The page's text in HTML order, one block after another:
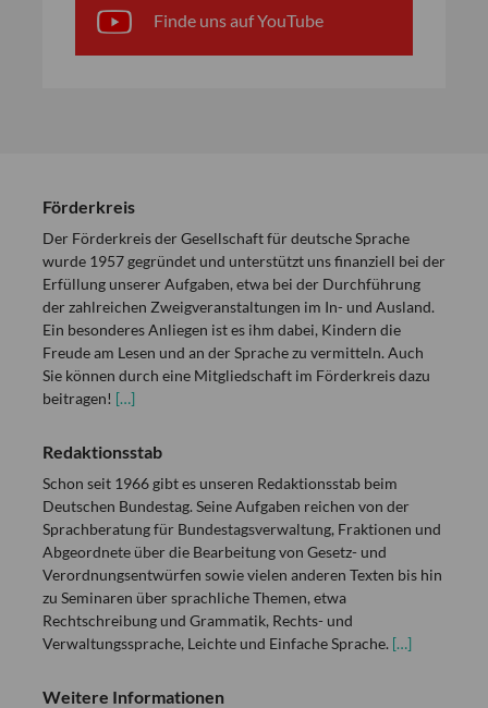
Finde uns auf YouTube
Förderkreis
Der Förderkreis der Gesellschaft für deutsche Sprache
wurde 1957 gegründet und unterstützt uns finanziell bei der
Erfüllung unserer Aufgaben, etwa bei der Durchführung
der zahlreichen Zweigveranstaltungen im In- und Ausland.
Ein besonderes Anliegen ist es ihm dabei, Kindern die
Freude am Lesen und an der Sprache zu vermitteln. Auch
Sie können durch eine Mitgliedschaft im Förderkreis dazu
beitragen! […]
Redaktionsstab
Schon seit 1966 gibt es unseren Redaktionsstab beim
Deutschen Bundestag. Seine Aufgaben reichen von der
Sprachberatung für Bundestagsverwaltung, Fraktionen und
Abgeordnete über die Bearbeitung von Gesetz- und
Verordnungsentwürfen sowie vielen anderen Texten bis hin
zu Seminaren über sprachliche Themen, etwa
Rechtschreibung und Grammatik, Rechts- und
Verwaltungssprache, Leichte und Einfache Sprache. […]
Weitere Informationen